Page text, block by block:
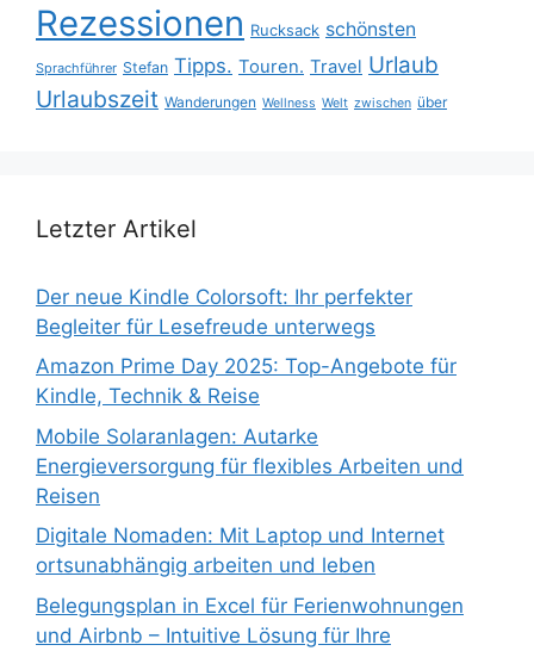
Rezessionen Rucksack schönsten
Sprachführer Stefan Tipps. Touren. Travel Urlaub
Urlaubszeit Wanderungen Wellness Welt zwischen über
Letzter Artikel
Der neue Kindle Colorsoft: Ihr perfekter
Begleiter für Lesefreude unterwegs
Amazon Prime Day 2025: Top-Angebote für
Kindle, Technik & Reise
Mobile Solaranlagen: Autarke
Energieversorgung für flexibles Arbeiten und
Reisen
Digitale Nomaden: Mit Laptop und Internet
ortsunabhängig arbeiten und leben
Belegungsplan in Excel für Ferienwohnungen
und Airbnb – Intuitive Lösung für Ihre